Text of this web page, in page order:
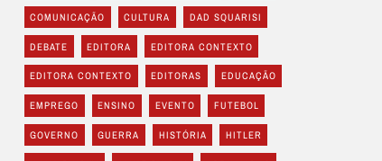
COMUNICAÇÃO CULTURA DAD SQUARISI
DEBATE EDITORA EDITORA CONTEXTO
EDITORA CONTEXTO EDITORAS EDUCAÇÃO
EMPREGO ENSINO EVENTO FUTEBOL
GOVERNO GUERRA HISTÓRIA HITLER